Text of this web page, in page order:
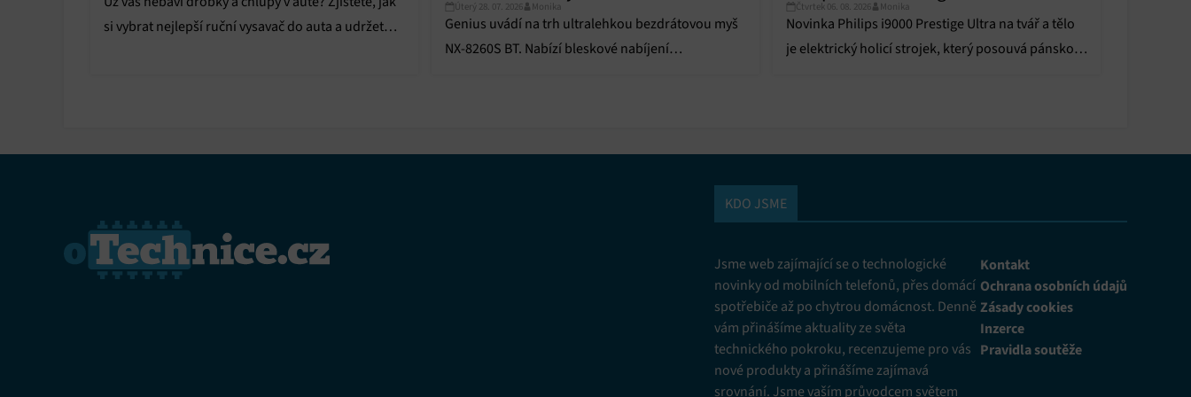
si vybrat nejlepší ruční vysavač do auta a udržet
Úterý 28. 07. 2026 Monika
Genius uvádí na trh ultralehkou bezdrátovou myš
NX-8260S BT. Nabízí bleskové nabíjení
Čtvrtek 06. 08. 2026 Monika
Novinka Philips i9000 Prestige Ultra na tvář a tělo
je elektrický holicí strojek, který posouvá pánskou
KDO JSME
Jsme web zajímající se o technologické
novinky od mobilních telefonů, přes domácí
spotřebiče až po chytrou domácnost. Denně
vám přinášíme aktuality ze světa
technického pokroku, recenzujeme pro vás
nové produkty a přinášíme zajímavá
srovnání. Jsme vaším průvodcem světem
Kontakt
Ochrana osobních údajů
Zásady cookies
Inzerce
Pravidla soutěže